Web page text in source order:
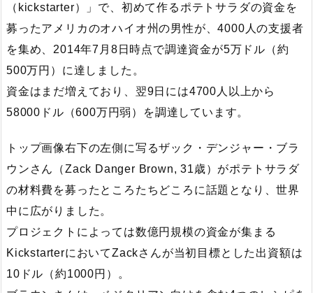
（kickstarter）」で、初めて作るポテトサラダの資金を
募ったアメリカのオハイオ州の男性が、4000人の支援者
を集め、2014年7月8日時点で調達資金が5万ドル（約
500万円）に達しました。
資金はまだ増えており、翌9日には4700人以上から
58000ドル（600万円弱）を調達しています。
トップ画像右下の左側に写るザック・デンジャー・ブラ
ウンさん（Zack Danger Brown, 31歳）がポテトサラダ
の材料費を募ったところたちどころに話題となり、世界
中に広がりました。
プロジェクトによっては数億円規模の資金が集まる
KickstarterにおいてZackさんが当初目標とした出資額は
10ドル（約1000円）。